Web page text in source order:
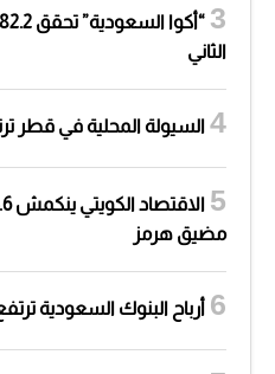
الثاني
السيولة المحلية في قطر ترتفع 9.86%
مضيق هرمز
أرباح البنوك السعودية ترتفع 7.9% خلال النصف